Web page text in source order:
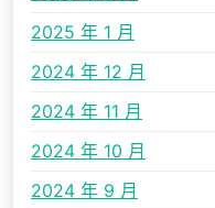
2025 年 1 月
2024 年 12 月
2024 年 11 月
2024 年 10 月
2024 年 9 月